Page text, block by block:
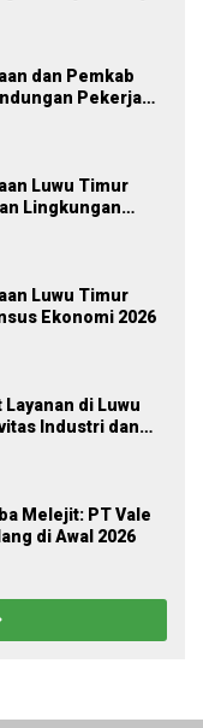
dan Pemkab
Pekerja
Luwu Timur
Lingkungan
Luwu Timur
Ekonomi 2026
di Luwu
Industri dan
Melejit: PT Vale
di Awal 2026